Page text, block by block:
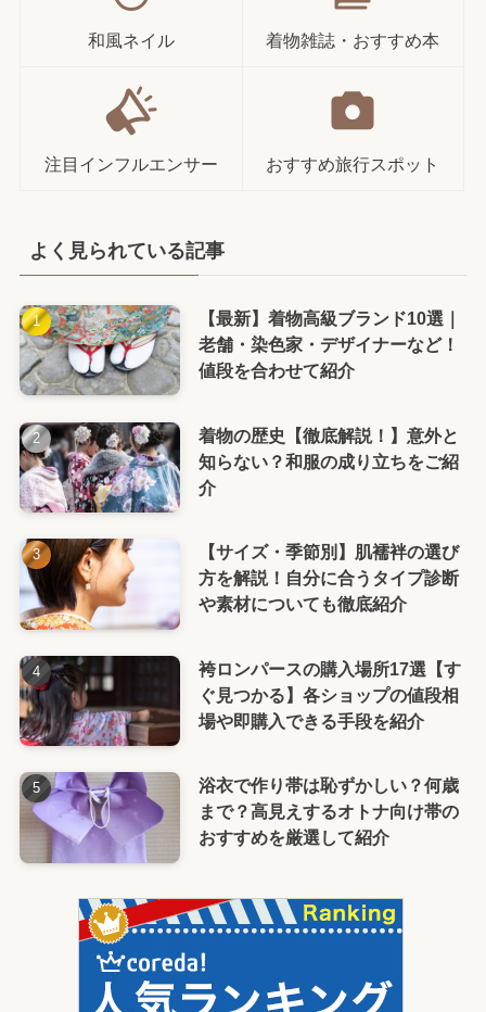
和風ネイル 着物雑誌・おすすめ本
注目インフルエンサー おすすめ旅行スポット
よく見られている記事
【最新】着物高級ブランド10選｜
老舗・染色家・デザイナーなど！
値段を合わせて紹介
着物の歴史【徹底解説！】意外と
知らない？和服の成り立ちをご紹
介
【サイズ・季節別】肌襦袢の選び
方を解説！自分に合うタイプ診断
や素材についても徹底紹介
袴ロンパースの購入場所17選【す
ぐ見つかる】各ショップの値段相
場や即購入できる手段を紹介
浴衣で作り帯は恥ずかしい？何歳
まで？高見えするオトナ向け帯の
おすすめを厳選して紹介